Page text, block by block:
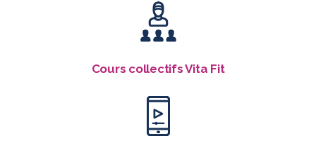
Cours collectifs Vita Fit